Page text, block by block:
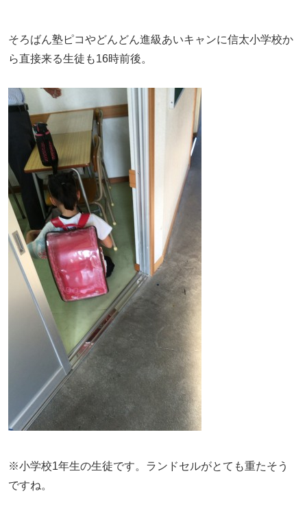
そろばん塾ピコやどんどん進級あいキャンに信太小学校か
ら直接来る生徒も16時前後。
※小学校1年生の生徒です。ランドセルがとても重たそう
ですね。